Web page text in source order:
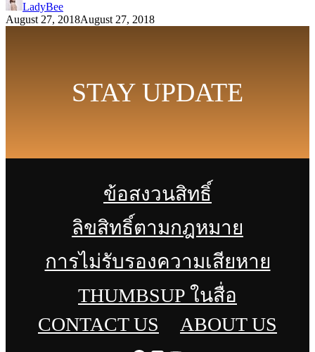
LadyBee
August 27, 2018August 27, 2018
STAY UPDATE
ข้อสงวนสิทธิ์
ลิขสิทธิ์ตามกฎหมาย
การไม่รับรองความเสียหาย
THUMBSUP ในสื่อ
CONTACT US
ABOUT US